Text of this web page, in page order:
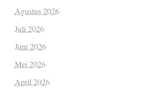
Agustus 2026
Juli 2026
Juni 2026
Mei 2026
April 2026